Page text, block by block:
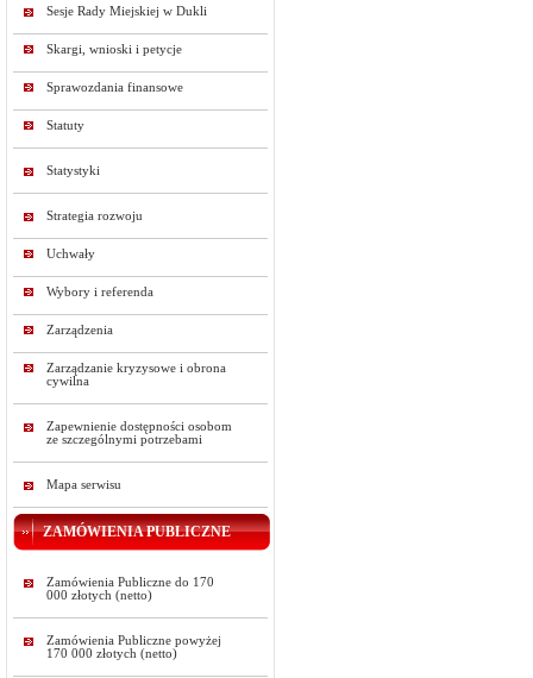
Sesje Rady Miejskiej w Dukli
Skargi, wnioski i petycje
Sprawozdania finansowe
Statuty
Statystyki
Strategia rozwoju
Uchwały
Wybory i referenda
Zarządzenia
Zarządzanie kryzysowe i obrona
cywilna
Zapewnienie dostępności osobom
ze szczególnymi potrzebami
Mapa serwisu
ZAMÓWIENIA PUBLICZNE
Zamówienia Publiczne do 170
000 złotych (netto)
Zamówienia Publiczne powyżej
170 000 złotych (netto)